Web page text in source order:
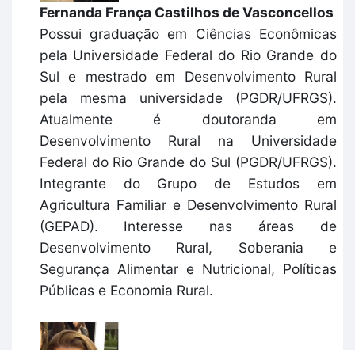
Fernanda França Castilhos de Vasconcellos
Possui graduação em Ciências Econômicas
pela Universidade Federal do Rio Grande do
Sul e mestrado em Desenvolvimento Rural
pela mesma universidade (PGDR/UFRGS).
Atualmente é doutoranda em
Desenvolvimento Rural na Universidade
Federal do Rio Grande do Sul (PGDR/UFRGS).
Integrante do Grupo de Estudos em
Agricultura Familiar e Desenvolvimento Rural
(GEPAD). Interesse nas áreas de
Desenvolvimento Rural, Soberania e
Segurança Alimentar e Nutricional, Políticas
Públicas e Economia Rural.